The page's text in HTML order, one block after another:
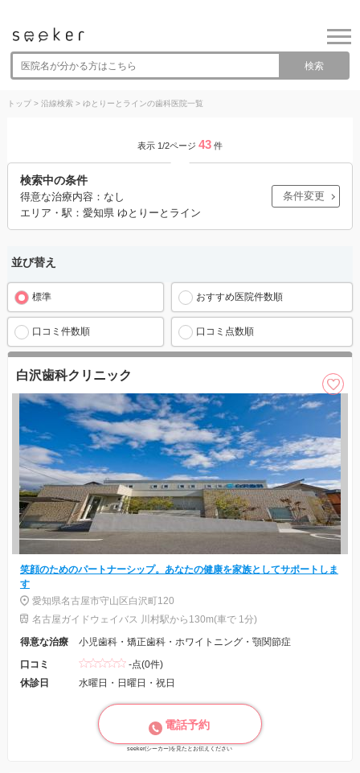
検索
トップ> 沿線検索> ゆとりーとラインの歯科医院一覧
表示 1/2ページ 43 件
検索中の条件
得意な治療内容：なし
エリア・駅：愛知県 ゆとりーとライン
条件変更
並び替え
標準 おすすめ医院件数順
口コミ件数順 口コミ点数順
白沢歯科クリニック
笑顔のためのパートナーシップ。あなたの健康を家族としてサポートしま
す
愛知県名古屋市守山区白沢町120
名古屋ガイドウェイバス 川村駅から130m(車で 1分)
得意な治療
小児歯科・矯正歯科・ホワイトニング・顎関節症
口コミ
-点(0件)
休診日
水曜日・日曜日・祝日
電話予約
seeker(シーカー)を見たとお伝えください